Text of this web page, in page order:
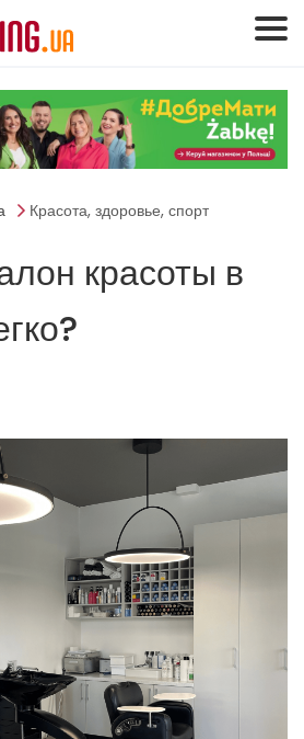
Красота, здоровье, спорт
красоты в